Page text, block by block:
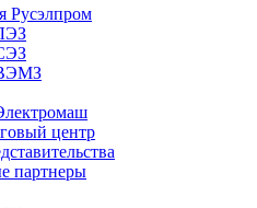
Русэлпром
центр
партнеры